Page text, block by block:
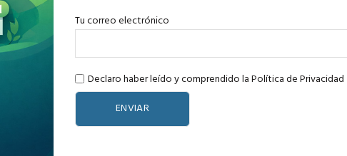
Tu correo electrónico
Declaro haber leí­do y comprendido la Polí­tica de Privacidad